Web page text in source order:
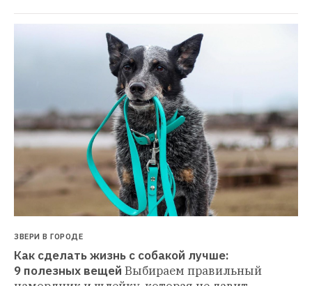
ЗВЕРИ В ГОРОДЕ
Как сделать жизнь с собакой лучше:
9 полезных вещей Выбираем правильный